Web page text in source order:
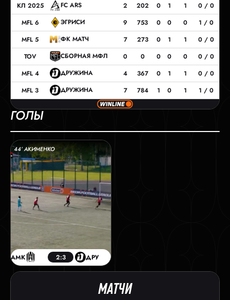
КЛ 2025
FC ARS 2 202 0 1 1
0 / 0
MFL 6
ЭГРИСИ 9 753 0 0 0
1 / 0
MFL 5
ФК МАТЧ 7 273 0 1 1
0 / 0
TOV
СБОРНАЯ МФЛ 0 0 0 0 0
0 / 0
MFL 4
ДРУЖИНА 4 367 0 1 1
0 / 0
MFL 3
ДРУЖИНА 7 784 1 0 1 1 / 0
ГОЛЫ
44’ АКИМЕНКО
АМК 2:3 ДРУ
МАТЧИ